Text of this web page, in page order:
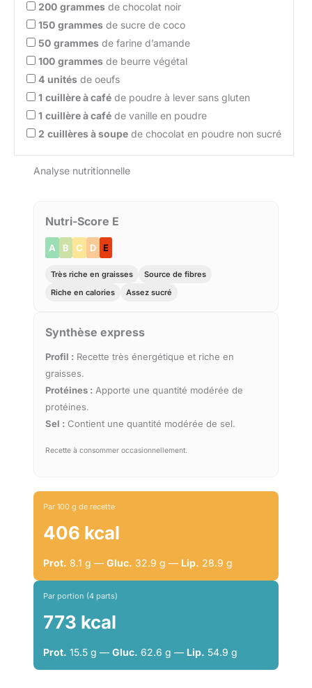
200 grammes de chocolat noir
150 grammes de sucre de coco
50 grammes de farine d’amande
100 grammes de beurre végétal
4 unités de oeufs
1 cuillère à café de poudre à lever sans gluten
1 cuillère à café de vanille en poudre
2 cuillères à soupe de chocolat en poudre non sucré
Analyse nutritionnelle
Nutri-Score E
A B C D E
Très riche en graisses
Source de fibres
Riche en calories
Assez sucré
Synthèse express
Profil : Recette très énergétique et riche en
graisses.
Protéines : Apporte une quantité modérée de
protéines.
Sel : Contient une quantité modérée de sel.
Recette à consommer occasionnellement.
Par 100 g de recette
406 kcal
Prot. 8.1 g — Gluc. 32.9 g — Lip. 28.9 g
Par portion (4 parts)
773 kcal
Prot. 15.5 g — Gluc. 62.6 g — Lip. 54.9 g